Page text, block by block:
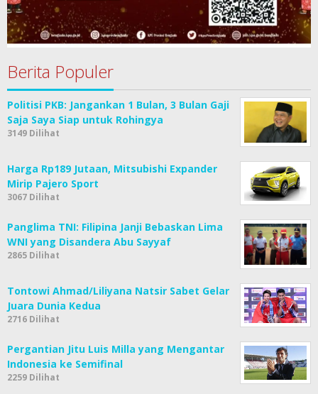
Berita Populer
Politisi PKB: Jangankan 1 Bulan, 3 Bulan Gaji
Saja Saya Siap untuk Rohingya
3149 Dilihat
Harga Rp189 Jutaan, Mitsubishi Expander
Mirip Pajero Sport
3067 Dilihat
Panglima TNI: Filipina Janji Bebaskan Lima
WNI yang Disandera Abu Sayyaf
2865 Dilihat
Tontowi Ahmad/Liliyana Natsir Sabet Gelar
Juara Dunia Kedua
2716 Dilihat
Pergantian Jitu Luis Milla yang Mengantar
Indonesia ke Semifinal
2259 Dilihat